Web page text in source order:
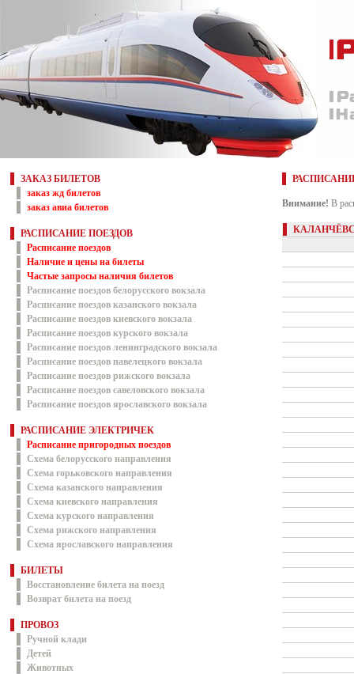
ЗАКАЗ БИЛЕТОВ
заказ жд билетов
заказ авиа билетов
РАСПИСАНИЕ ПОЕЗДОВ
Расписание поездов
Наличие и цены на билеты
Частые запросы наличия билетов
Расписание поездов белорусского вокзала
Расписание поездов казанского вокзала
Расписание поездов киевского вокзала
Расписание поездов курского вокзала
Расписание поездов ленинградского вокзала
Расписание поездов павелецкого вокзала
Расписание поездов рижского вокзала
Расписание поездов савеловского вокзала
Расписание поездов ярославского вокзала
РАСПИСАНИЕ ЭЛЕКТРИЧЕК
Расписание пригородных поездов
Схема белорусского направления
Схема горьковского направления
Схема казанского направления
Схема киевского направления
Схема курского направления
Схема рижского направления
Схема ярославского направления
БИЛЕТЫ
Восстановление билета на поезд
Возврат билета на поезд
ПРОВОЗ
Ручной клади
Детей
Животных
Внимание! В